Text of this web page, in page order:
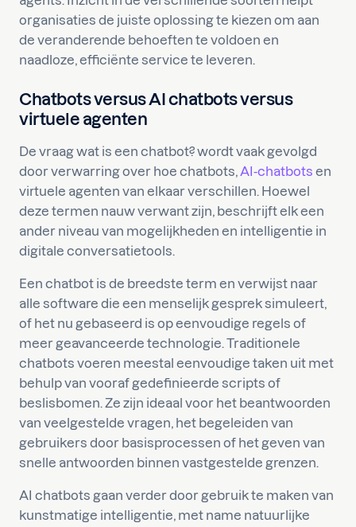
organisaties de juiste oplossing te kiezen om aan
de veranderende behoeften te voldoen en
naadloze, efficiënte service te leveren.
Chatbots versus AI chatbots versus
virtuele agenten
De vraag wat is een chatbot? wordt vaak gevolgd
door verwarring over hoe chatbots, AI-chatbots en
virtuele agenten van elkaar verschillen. Hoewel
deze termen nauw verwant zijn, beschrijft elk een
ander niveau van mogelijkheden en intelligentie in
digitale conversatietools.
Een chatbot is de breedste term en verwijst naar
alle software die een menselijk gesprek simuleert,
of het nu gebaseerd is op eenvoudige regels of
meer geavanceerde technologie. Traditionele
chatbots voeren meestal eenvoudige taken uit met
behulp van vooraf gedefinieerde scripts of
beslisbomen. Ze zijn ideaal voor het beantwoorden
van veelgestelde vragen, het begeleiden van
gebruikers door basisprocessen of het geven van
snelle antwoorden binnen vastgestelde grenzen.
AI chatbots gaan verder door gebruik te maken van
kunstmatige intelligentie, met name natuurlijke